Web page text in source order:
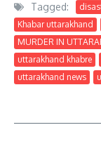
Tagged:
Khabar uttarakhand
MURDER IN
uttarakhand khabre
uttarakhand news